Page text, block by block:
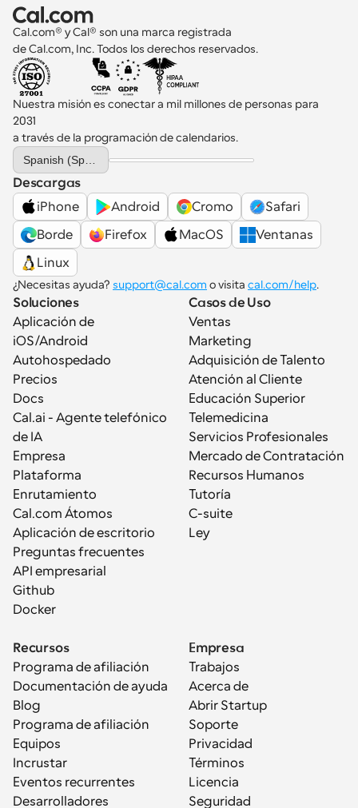
Cal.com® y Cal® son una marca registrada
de Cal.com, Inc. Todos los derechos reservados.
Nuestra misión es conectar a mil millones de personas para
2031
a través de la programación de calendarios.
Select Language
Descargas
iPhone
Android Cromo
Safari
Borde
Firefox MacOS
Ventanas
Linux
¿Necesitas ayuda? support@cal.com o visita cal.com/help.
Soluciones
Aplicación de
iOS/Android
Autohospedado
Precios
Docs
Cal.ai - Agente telefónico
de IA
Empresa
Plataforma
Enrutamiento
Cal.com Átomos
Aplicación de escritorio
Preguntas frecuentes
API empresarial
Github
Docker
Casos de Uso
Ventas
Marketing
Adquisición de Talento
Atención al Cliente
Educación Superior
Telemedicina
Servicios Profesionales
Mercado de Contratación
Recursos Humanos
Tutoría
C-suite
Ley
Recursos
Programa de afiliación
Documentación de ayuda
Blog
Programa de afiliación
Equipos
Incrustar
Eventos recurrentes
Desarrolladores
Empresa
Trabajos
Acerca de
Abrir Startup
Soporte
Privacidad
Términos
Licencia
Seguridad